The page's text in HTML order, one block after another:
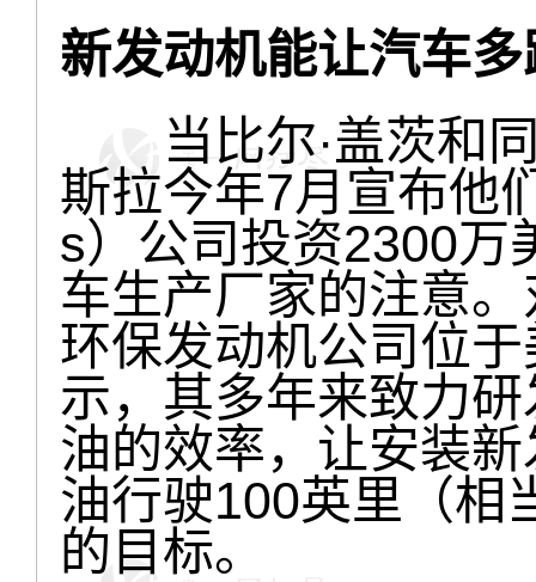
新发动机能让汽车
当比尔·盖茨和同
斯拉今年7月宣布他
s）公司投资2300万
车生产厂家的注意
环保发动机公司位
示，其多年来致力
油的效率，让安装
油行驶100英里（相
的目标。